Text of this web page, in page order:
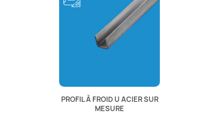
PROFIL À FROID U ACIER SUR
MESURE